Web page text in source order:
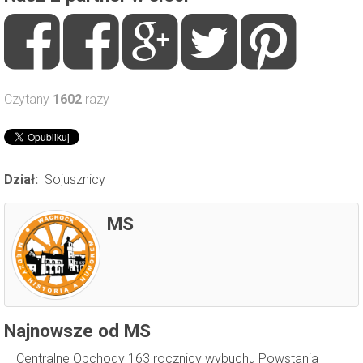
Czytany 1602 razy
Dział: Sojusznicy
MS
Najnowsze od MS
Centralne Obchody 163 rocznicy wybuchu Powstania